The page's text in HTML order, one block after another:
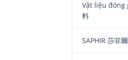
Vật liệu đóng
料
SAPHIR 莎菲爾